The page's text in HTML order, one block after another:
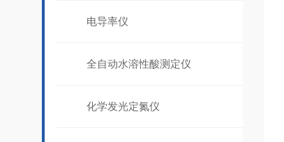
电导率仪
全自动水溶性酸测定仪
化学发光定氮仪